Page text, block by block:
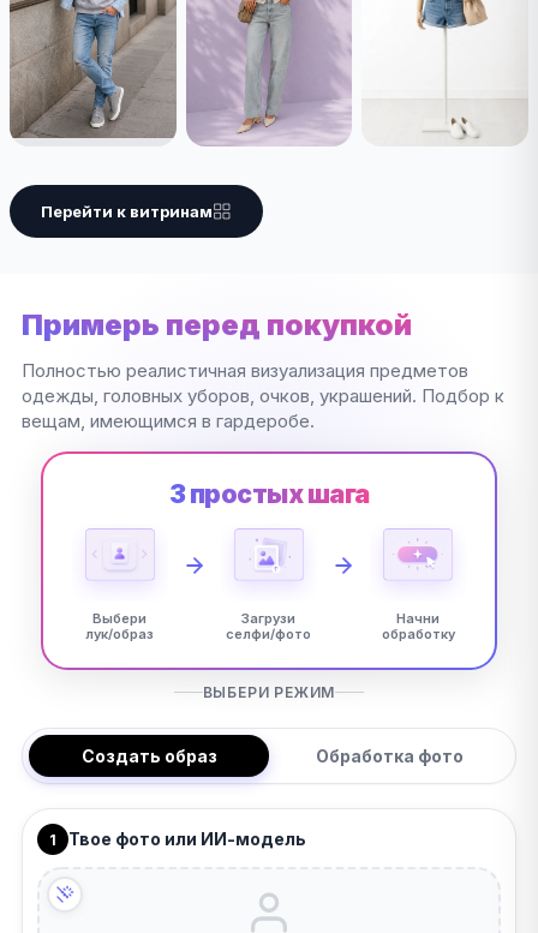
Перейти к витринам
Примерь перед покупкой
Полностью реалистичная визуализация предметов
одежды, головных уборов, очков, украшений. Подбор к
вещам, имеющимся в гардеробе.
3 простых шага
Выбери
лук/образ
Загрузи
селфи/фото
Начни
обработку
ВЫБЕРИ РЕЖИМ
Создать образ Обработка фото
1 Твое фото или ИИ-модель